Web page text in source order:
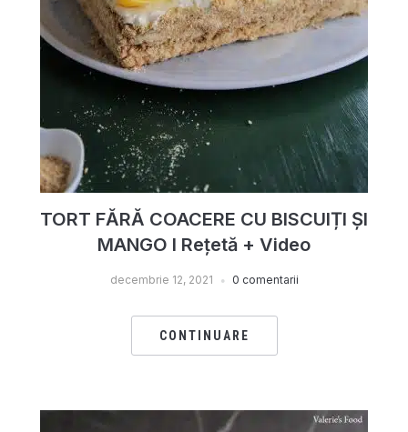
TORT FĂRĂ COACERE CU BISCUIȚI ȘI
MANGO I Rețetă + Video
decembrie 12, 2021 0 comentarii
CONTINUARE